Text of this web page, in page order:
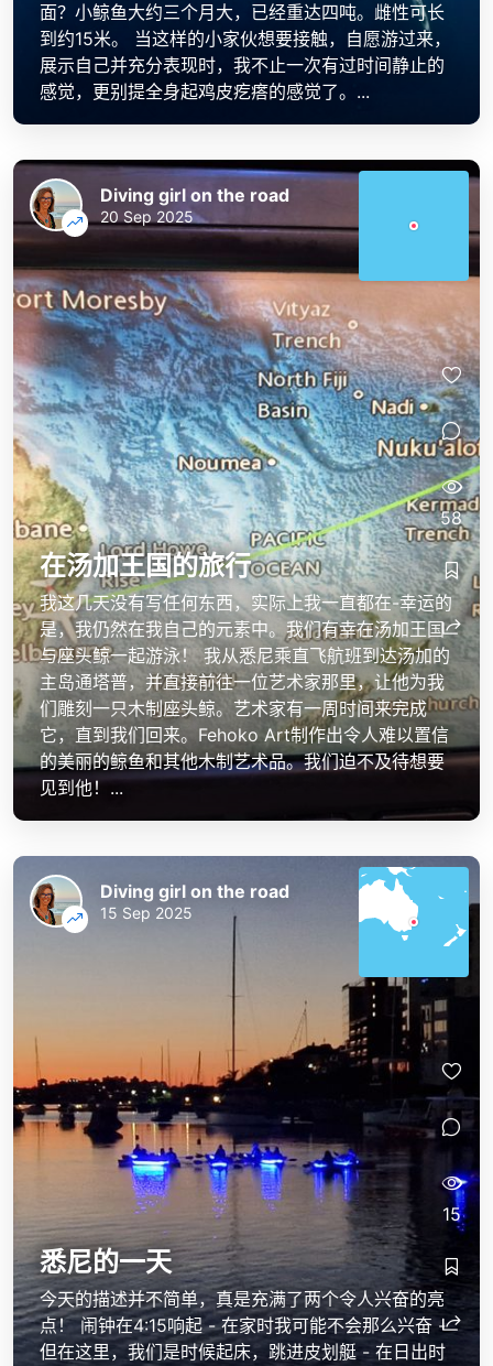
Diving girl on the road
Diving girl on the road
面？小鲸鱼大约三个月大，已经重达四吨。雌性可长
到约15米。 当这样的小家伙想要接触，自愿游过来，
展示自己并充分表现时，我不止一次有过时间静止的
感觉，更别提全身起鸡皮疙瘩的感觉了。...
在汤加王国的旅行
我这几天没有写任何东西，实际上我一直都在-幸运的
是，我仍然在我自己的元素中。我们有幸在汤加王国
与座头鲸一起游泳！ 我从悉尼乘直飞航班到达汤加的
主岛通塔普，并直接前往一位艺术家那里，让他为我
们雕刻一只木制座头鲸。艺术家有一周时间来完成
它，直到我们回来。Fehoko Art制作出令人难以置信
的美丽的鲸鱼和其他木制艺术品。我们迫不及待想要
见到他！...
Diving girl on the road
20 Sep 2025
58
悉尼的一天
今天的描述并不简单，真是充满了两个令人兴奋的亮
点！ 闹钟在4:15响起 - 在家时我可能不会那么兴奋 -
但在这里，我们是时候起床，跳进皮划艇 - 在日出时
Diving girl on the road
15 Sep 2025
15